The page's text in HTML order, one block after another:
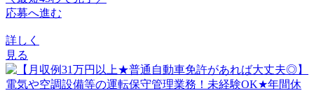
応募へ進む
詳しく
見る